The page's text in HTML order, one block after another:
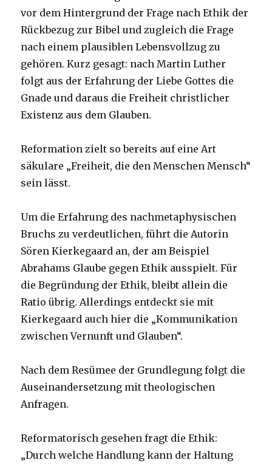
vor dem Hintergrund der Frage nach Ethik der
Rückbezug zur Bibel und zugleich die Frage
nach einem plausiblen Lebensvollzug zu
gehören. Kurz gesagt: nach Martin Luther
folgt aus der Erfahrung der Liebe Gottes die
Gnade und daraus die Freiheit christlicher
Existenz aus dem Glauben.
Reformation zielt so bereits auf eine Art
säkulare „Freiheit, die den Menschen Mensch“
sein lässt.
Um die Erfahrung des nachmetaphysischen
Bruchs zu verdeutlichen, führt die Autorin
Sören Kierkegaard an, der am Beispiel
Abrahams Glaube gegen Ethik ausspielt. Für
die Begründung der Ethik, bleibt allein die
Ratio übrig. Allerdings entdeckt sie mit
Kierkegaard auch hier die „Kommunikation
zwischen Vernunft und Glauben“.
Nach dem Resümee der Grundlegung folgt die
Auseinandersetzung mit theologischen
Anfragen.
Reformatorisch gesehen fragt die Ethik:
„Durch welche Handlung kann der Haltung